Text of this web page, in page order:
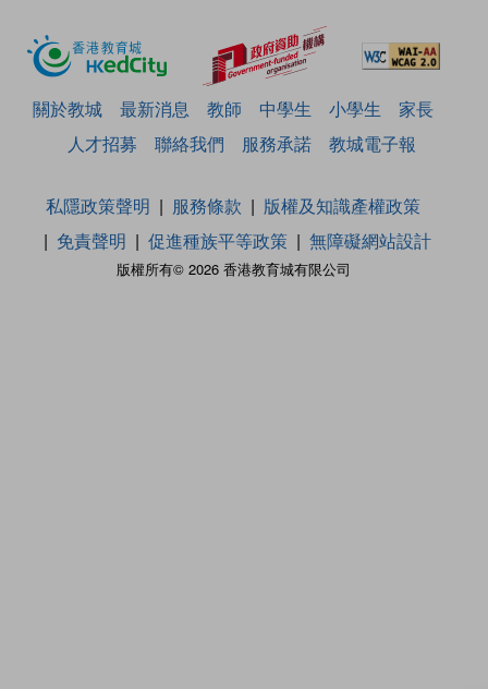
關於教城 最新消息 教師 中學生 小學生
家長
人才招募
聯絡我們 服務承諾 教城電子報
版權所有© 2026 香港教育城有限公司
私隱政策聲明 服務條款
版權及知識產權政策
免責聲明
促進種族平等政策 無障礙網站設計